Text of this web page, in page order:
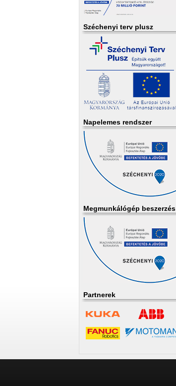
Széchenyi terv plusz
Napelemes rendszer
Megmunkálógép beszerzés
Partnerek